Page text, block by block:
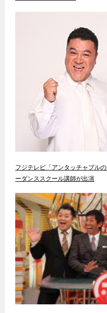
フジテレビ「アンタッチャブル
ーダンススクール講師が出演